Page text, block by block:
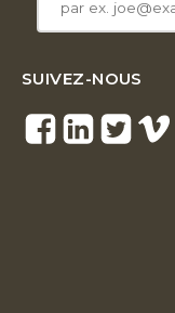
SUIVEZ-NOUS